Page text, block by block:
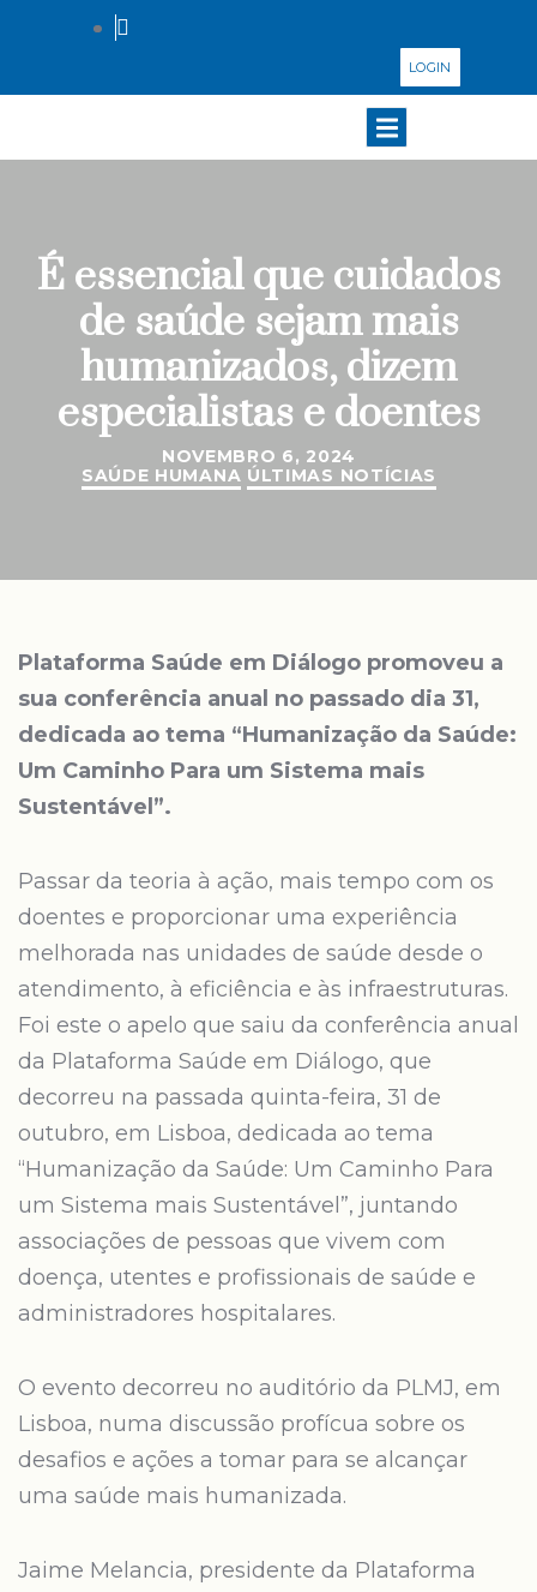
LOGIN
É essencial que cuidados
de saúde sejam mais
humanizados, dizem
especialistas e doentes
NOVEMBRO 6, 2024
SAÚDE HUMANA ÚLTIMAS NOTÍCIAS
Plataforma Saúde em Diálogo promoveu a
sua conferência anual no passado dia 31,
dedicada ao tema “Humanização da Saúde:
Um Caminho Para um Sistema mais
Sustentável”.
Passar da teoria à ação, mais tempo com os
doentes e proporcionar uma experiência
melhorada nas unidades de saúde desde o
atendimento, à eficiência e às infraestruturas.
Foi este o apelo que saiu da conferência anual
da Plataforma Saúde em Diálogo, que
decorreu na passada quinta-feira, 31 de
outubro, em Lisboa, dedicada ao tema
“Humanização da Saúde: Um Caminho Para
um Sistema mais Sustentável”, juntando
associações de pessoas que vivem com
doença, utentes e profissionais de saúde e
administradores hospitalares.
O evento decorreu no auditório da PLMJ, em
Lisboa, numa discussão profícua sobre os
desafios e ações a tomar para se alcançar
uma saúde mais humanizada.
Jaime Melancia, presidente da Plataforma